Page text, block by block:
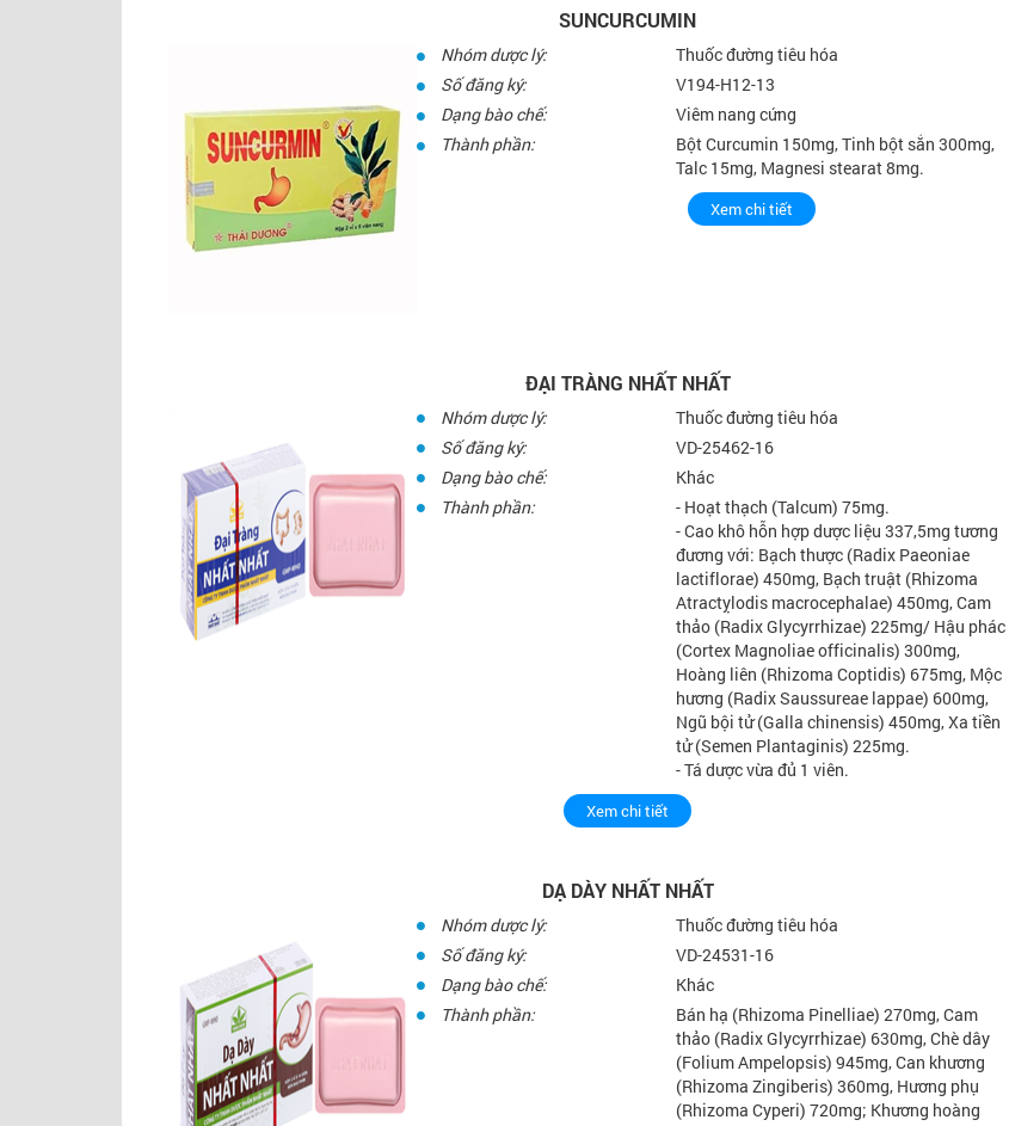
SUNCURCUMIN
Nhóm dược lý:
Thuốc đường tiêu hóa
Số đăng ký:
V194-H12-13
Dạng bào chế:
Viêm nang cứng
Thành phần:
Bột Curcumin 150mg, Tinh bột sắn 300mg,
Talc 15mg, Magnesi stearat 8mg.
Xem chi tiết
ĐẠI TRÀNG NHẤT NHẤT
Nhóm dược lý:
Thuốc đường tiêu hóa
Số đăng ký:
VD-25462-16
Dạng bào chế:
Khác
Thành phần:
- Hoạt thạch (Talcum) 75mg.
- Cao khô hỗn hợp dược liệu 337,5mg tương
đương với: Bạch thược (Radix Paeoniae
lactiflorae) 450mg, Bạch truật (Rhizoma
Atractỵlodis macrocephalae) 450mg, Cam
thảo (Radix Glycyrrhizae) 225mg/ Hậu phác
(Cortex Magnoliae officinalis) 300mg,
Hoàng liên (Rhizoma Coptidis) 675mg, Mộc
hương (Radix Saussureae lappae) 600mg,
Ngũ bội tử (Galla chinensis) 450mg, Xa tiền
tử (Semen Plantaginis) 225mg.
- Tá dược vừa đủ 1 viên.
Xem chi tiết
DẠ DÀY NHẤT NHẤT
Nhóm dược lý:
Thuốc đường tiêu hóa
Số đăng ký:
VD-24531-16
Dạng bào chế:
Khác
Thành phần:
Bán hạ (Rhizoma Pinelliae) 270mg, Cam
thảo (Radix Glycyrrhizae) 630mg, Chè dây
(Folium Ampelopsis) 945mg, Can khương
(Rhizoma Zingiberis) 360mg, Hương phụ
(Rhizoma Cyperi) 720mg; Khương hoàng